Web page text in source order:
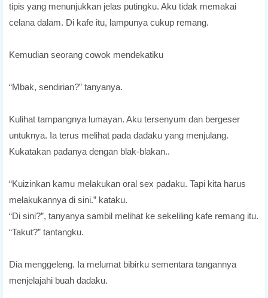
tipis yang menunjukkan jelas putingku. Aku tidak memakai
celana dalam. Di kafe itu, lampunya cukup remang.
Kemudian seorang cowok mendekatiku
“Mbak, sendirian?” tanyanya.
Kulihat tampangnya lumayan. Aku tersenyum dan bergeser
untuknya. Ia terus melihat pada dadaku yang menjulang.
Kukatakan padanya dengan blak-blakan..
“Kuizinkan kamu melakukan oral sex padaku. Tapi kita harus
melakukannya di sini.” kataku.
“Di sini?”, tanyanya sambil melihat ke sekeliling kafe remang itu.
“Takut?” tantangku.
Dia menggeleng. Ia melumat bibirku sementara tangannya
menjelajahi buah dadaku.